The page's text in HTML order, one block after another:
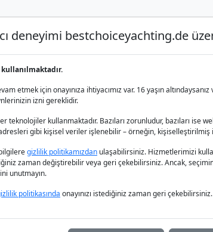
Lüks Yat Charter Yat
Ege Denizi
deneyimi bestchoiceyachting.de
etmek için onayınıza ihtiyacımız var. 16 yaşın
izni gereklidir.
teknolojiler kullanmaktadır. Bazıları zorunludur, bazıları ise
gibi kişisel veriler işlenebilir – örneğin,
gizlilik politikamızdan ulaşabilirsiniz. Hizmetlerimizi
zaman değiştirebilir veya geri çekebilirsiniz. Ancak,
unutmayın.
politikasında onayınızı istediğiniz zaman geri çekebilirsiniz.